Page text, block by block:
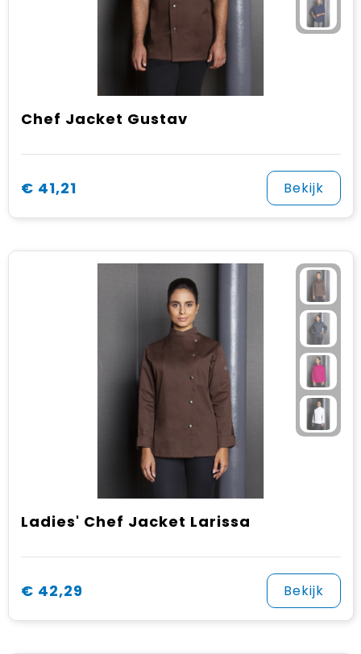
Chef Jacket Gustav
€ 41,21 Bekijk
Ladies' Chef Jacket Larissa
€ 42,29 Bekijk